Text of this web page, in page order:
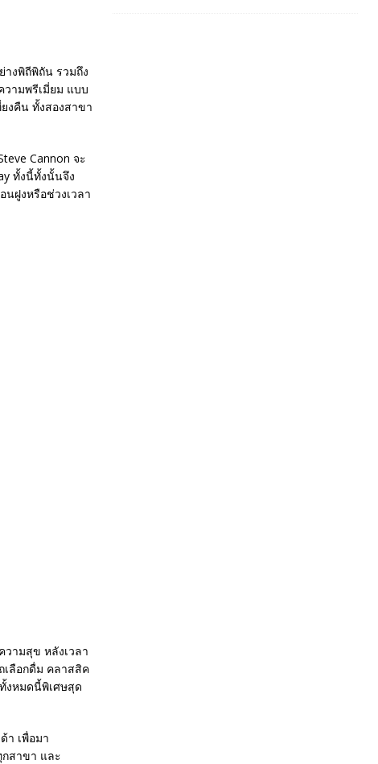
างพิถีพิถัน รวมถึง
ามพรีเมี่ยม แบบ
งคืน ทั้งสองสาขา
Cannon จะ
ทั้งนี้ทั้งนั้นจึง
ฝูงหรือช่วงเวลา
ามสุข หลังเวลา
เลือกดื่ม คลาสสิค
งหมดนี้พิเศษสุด
า เพื่อมา
สาขา และ